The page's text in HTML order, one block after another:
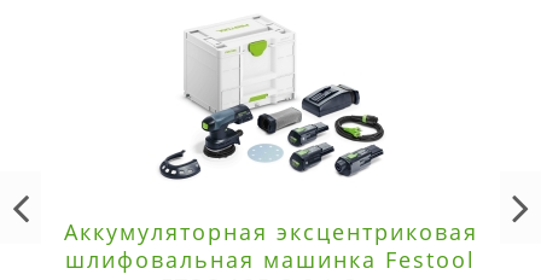
Аккумуляторная эксцентриковая
шлифовальная машинка Festool